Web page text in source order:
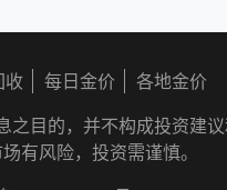
收 每日金价
各地金价
目的，并不构成投资建议
有风险，投资需谨慎。